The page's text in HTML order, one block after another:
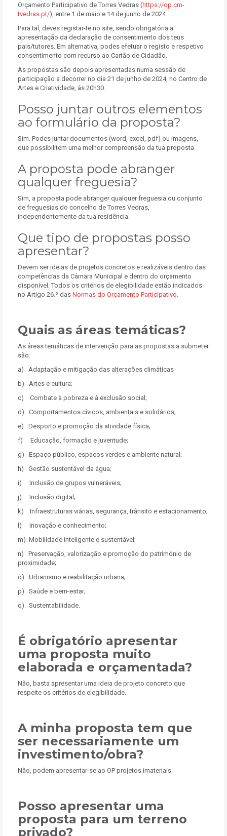
Orçamento Participativo de Torres Vedras (https://op.cm-
tvedras.pt/), entre 1 de maio e 14 de junho de 2024.
Para tal, deves registar-te no site, sendo obrigatória a
apresentação da declaração de consentimento dos teus
pais/tutores. Em alternativa, podes efetuar o registo e respetivo
consentimento com recurso ao Cartão de Cidadão.
As propostas são depois apresentadas numa sessão de
participação a decorrer no dia 21 de junho de 2024, no Centro de
Artes e Criatividade, às 20h30.
Posso juntar outros elementos
ao formulário da proposta?
Sim. Podes juntar documentos (word, excel, pdf) ou imagens,
que possibilitem uma melhor compreensão da tua proposta.
A proposta pode abranger
qualquer freguesia?
Sim, a proposta pode abranger qualquer freguesia ou conjunto
de freguesias do concelho de Torres Vedras,
independentemente da tua residência.
Que tipo de propostas posso
apresentar?
Devem ser ideias de projetos concretos e realizáveis dentro das
competências da Câmara Municipal e dentro do orçamento
disponível. Todos os critérios de elegibilidade estão indicados
no Artigo 26.º das Normas do Orçamento Participativo.
Quais as áreas temáticas?
As áreas temáticas de intervenção para as propostas a submeter
são:
a) Adaptação e mitigação das alterações climáticas
b) Artes e cultura;
c) Combate à pobreza e à exclusão social;
d) Comportamentos cívicos, ambientais e solidários;
e) Desporto e promoção da atividade física;
f) Educação, formação e juventude;
g) Espaço público, espaços verdes e ambiente natural;
h) Gestão sustentável da água;
i) Inclusão de grupos vulneráveis;
j) Inclusão digital;
k) Infraestruturas viárias, segurança, trânsito e estacionamento;
l) Inovação e conhecimento;
m) Mobilidade inteligente e sustentável;
n) Preservação, valorização e promoção do património de
proximidade;
o) Urbanismo e reabilitação urbana;
p) Saúde e bem-estar;
q) Sustentabilidade.
É obrigatório apresentar
uma proposta muito
elaborada e orçamentada?
Não, basta apresentar uma ideia de projeto concreto que
respeite os critérios de elegibilidade.
A minha proposta tem que
ser necessariamente um
investimento/obra?
Não, podem apresentar-se ao OP projetos imateriais.
Posso apresentar uma
proposta para um terreno
privado?